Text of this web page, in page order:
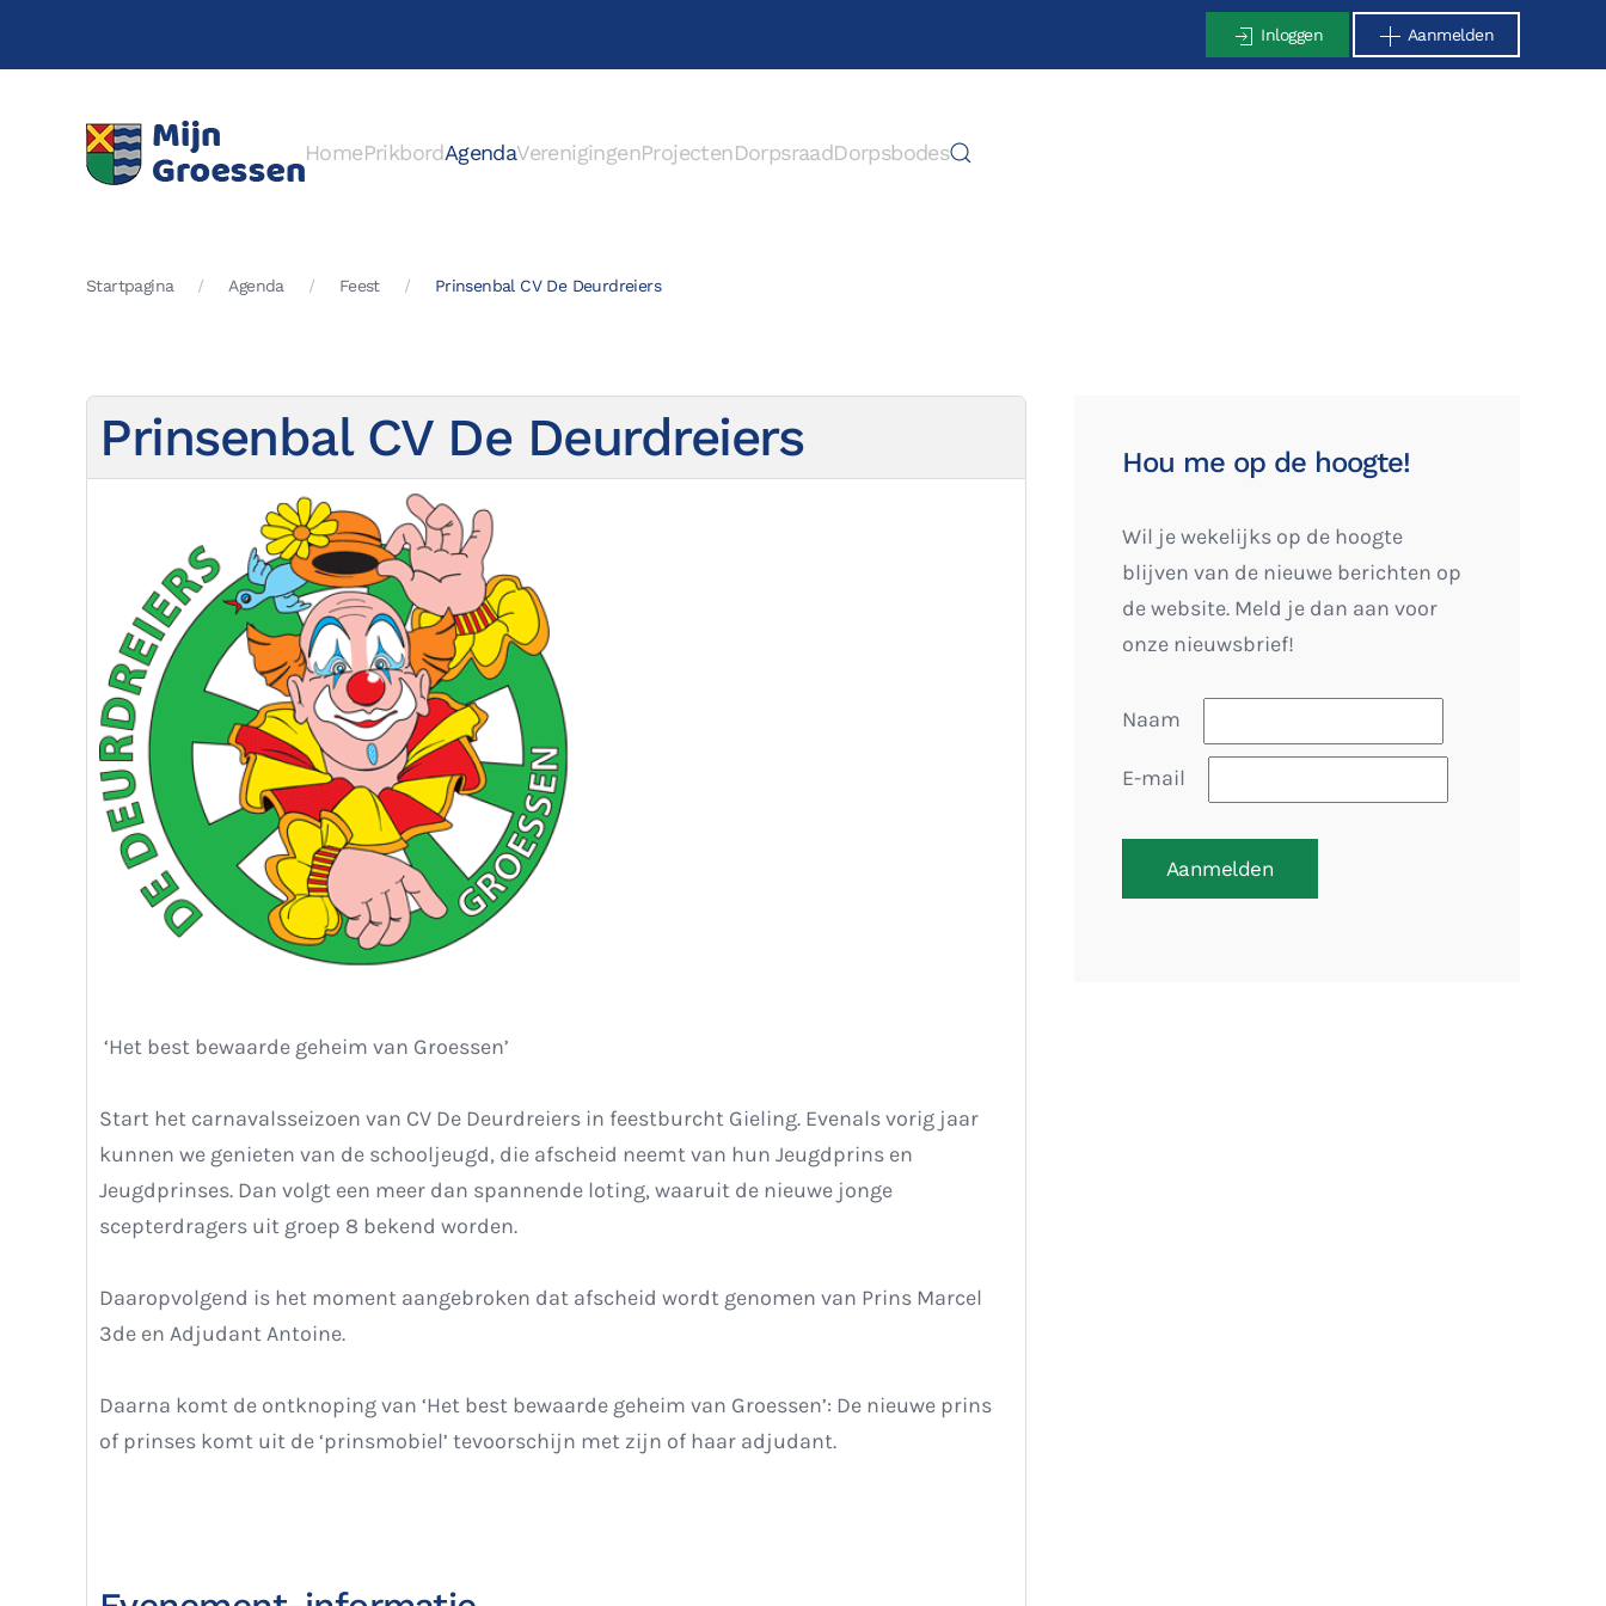
Terug naar hoofdinhoud
Inloggen Aanmelden
HomePrikbordAgendaVerenigingenProjectenDorpsraadDorpsbodes
Startpagina Agenda Feest Prinsenbal CV De Deurdreiers
Prinsenbal CV De Deurdreiers
‘Het best bewaarde geheim van Groessen’
Start het carnavalsseizoen van CV De Deurdreiers in feestburcht Gieling. Evenals vorig jaar
kunnen we genieten van de schooljeugd, die afscheid neemt van hun Jeugdprins en
Jeugdprinses. Dan volgt een meer dan spannende loting, waaruit de nieuwe jonge
scepterdragers uit groep 8 bekend worden.
Daaropvolgend is het moment aangebroken dat afscheid wordt genomen van Prins Marcel
3de en Adjudant Antoine.
Daarna komt de ontknoping van ‘Het best bewaarde geheim van Groessen’: De nieuwe prins
of prinses komt uit de ‘prinsmobiel’ tevoorschijn met zijn of haar adjudant.
Hou me op de hoogte!
Wil je wekelijks op de hoogte
blijven van de nieuwe berichten op
de website. Meld je dan aan voor
onze nieuwsbrief!
Naam
E-mail
Aanmelden